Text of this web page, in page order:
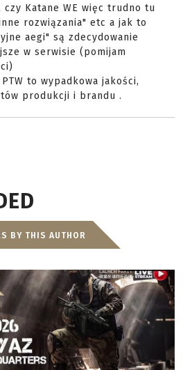
Katane WE więc trudno tu
rozwiązania" etc a jak to
aegi" są zdecydowanie
w serwisie (pomijam
to wypadkowa jakości,
produkcji i brandu .
BY THIS AUTHOR